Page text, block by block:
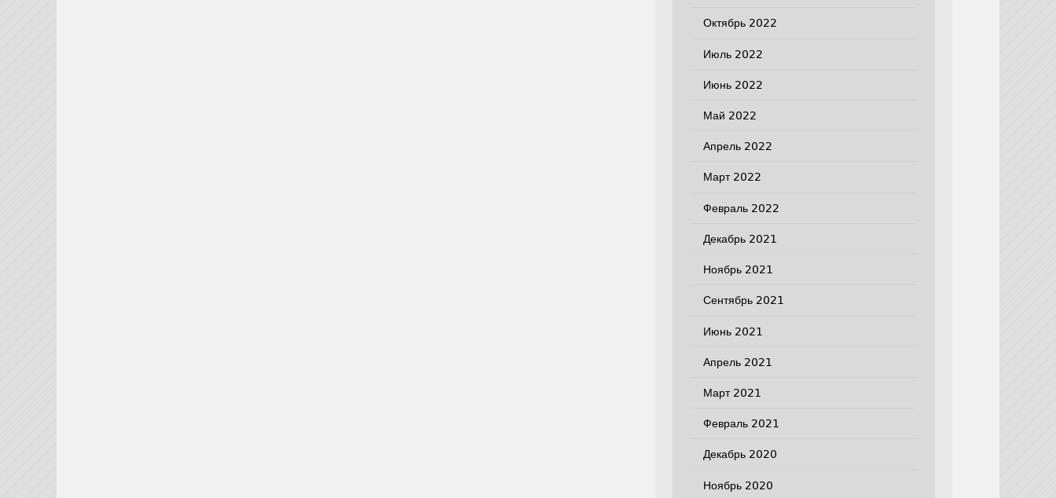
Октябрь 2022
Июль 2022
Июнь 2022
Май 2022
Апрель 2022
Март 2022
Февраль 2022
Декабрь 2021
Ноябрь 2021
Сентябрь 2021
Июнь 2021
Апрель 2021
Март 2021
Февраль 2021
Декабрь 2020
Ноябрь 2020